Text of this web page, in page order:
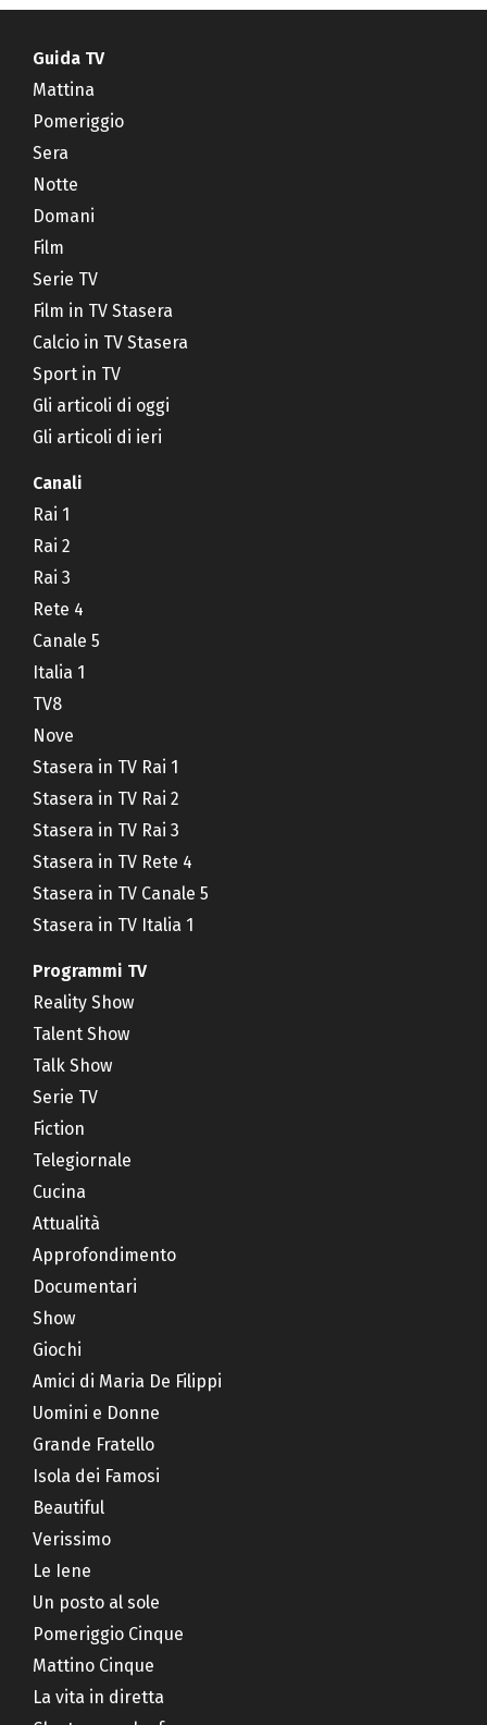
Guida TV
Mattina
Pomeriggio
Sera
Notte
Domani
Film
Serie TV
Film in TV Stasera
Calcio in TV Stasera
Sport in TV
Gli articoli di oggi
Gli articoli di ieri
Canali
Rai 1
Rai 2
Rai 3
Rete 4
Canale 5
Italia 1
TV8
Nove
Stasera in TV Rai 1
Stasera in TV Rai 2
Stasera in TV Rai 3
Stasera in TV Rete 4
Stasera in TV Canale 5
Stasera in TV Italia 1
Programmi TV
Reality Show
Talent Show
Talk Show
Serie TV
Fiction
Telegiornale
Cucina
Attualità
Approfondimento
Documentari
Show
Giochi
Amici di Maria De Filippi
Uomini e Donne
Grande Fratello
Isola dei Famosi
Beautiful
Verissimo
Le Iene
Un posto al sole
Pomeriggio Cinque
Mattino Cinque
La vita in diretta